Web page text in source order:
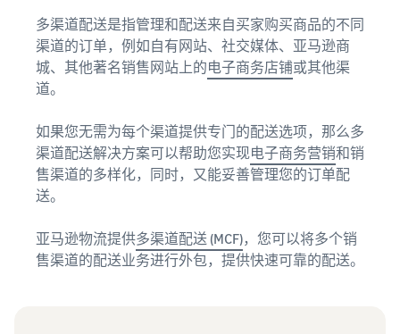
多渠道配送是指管理和配送来自买家购买商品的不同
渠道的订单，例如自有网站、社交媒体、亚马逊商
城、其他著名销售网站上的电子商务店铺或其他渠
道。
如果您无需为每个渠道提供专门的配送选项，那么多
渠道配送解决方案可以帮助您实现电子商务营销和销
售渠道的多样化，同时，又能妥善管理您的订单配
送。
亚马逊物流提供多渠道配送 (MCF)，您可以将多个销
售渠道的配送业务进行外包，提供快速可靠的配送。